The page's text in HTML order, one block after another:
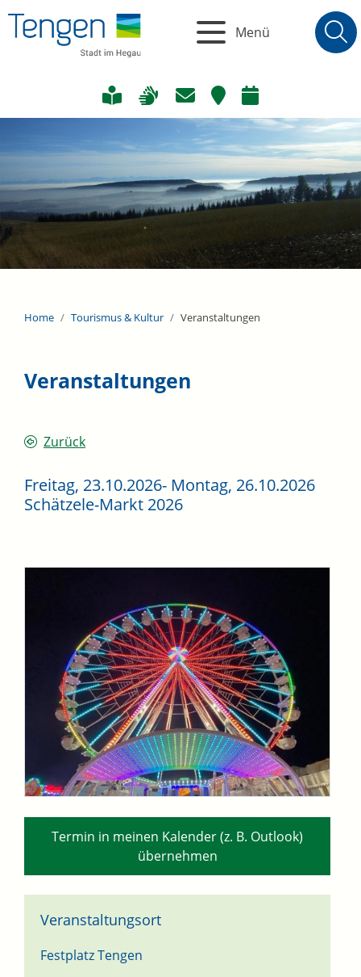
Menü
Home Tourismus & Kultur Veranstaltungen
Veranstaltungen
Zurück
Freitag, 23.10.2026- Montag, 26.10.2026
Schätzele-Markt 2026
Termin in meinen Kalender (z. B. Outlook)
übernehmen
Veranstaltungsort
Festplatz Tengen